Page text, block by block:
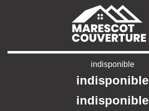
indisponible
indisponible
indisponible